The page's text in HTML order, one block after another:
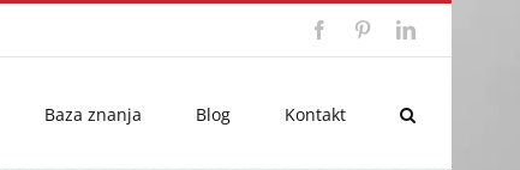
FacebookPinterestLinkedIn
Baza znanja Blog Kontakt